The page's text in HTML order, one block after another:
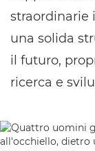
straordinarie
una solida
il futuro,
ricerca e